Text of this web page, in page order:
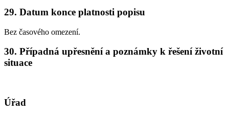
29. Datum konce platnosti popisu
Bez časového omezení.
30. Případná upřesnění a poznámky k řešení životní
situace
Úřad